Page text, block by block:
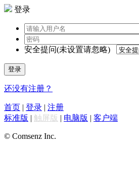
登录
安全提问(未设置请忽略)
登录
还没有注册？
首页 | 登录 | 注册
标准版 | 触屏版 | 电脑版 | 客户端
© Comsenz Inc.